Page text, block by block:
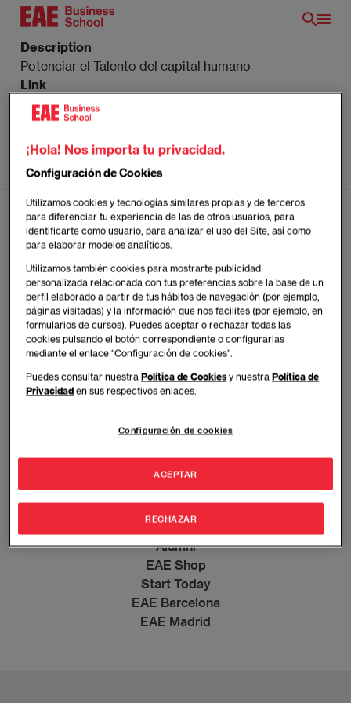
Pasar
contenido
principal
ES
Description
Potenciar el Talento del capital humano
Link
https://youtu.be/5XRex4duJlw
Image
0(9)
Show button
Off
Síguenos:
MBA
Executive education
Global education
Retos Supply Chain
Retos Directivos
EAE Emprende
Actualidad
Alumni
EAE Shop
Start Today
EAE Barcelona
EAE Madrid
¡Hola! Nos importa tu privacidad.
Configuración de Cookies
Utilizamos cookies y tecnologías similares propias y de terceros
para diferenciar tu experiencia de las de otros usuarios, para
identificarte como usuario, para analizar el uso del Site, así como
para elaborar modelos analíticos.
Utilizamos también cookies para mostrarte publicidad
personalizada relacionada con tus preferencias sobre la base de un
perfil elaborado a partir de tus hábitos de navegación (por ejemplo,
páginas visitadas) y la información que nos facilites (por ejemplo, en
formularios de cursos). Puedes aceptar o rechazar todas las
cookies pulsando el botón correspondiente o configurarlas
mediante el enlace “Configuración de cookies”.
Puedes consultar nuestraPolítica de Cookies y nuestraPolítica de
Privacidad en sus respectivos enlaces.
Configuración de cookies
RECHAZAR
ACEPTAR